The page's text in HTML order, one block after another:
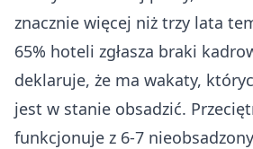
znacznie więcej niż trzy lata
65% hoteli zgłasza braki
deklaruje, że ma wakaty,
jest w stanie obsadzić.
funkcjonuje z 6-7